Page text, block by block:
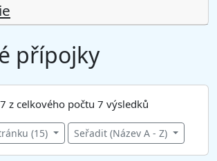
přípojky
z celkového počtu 7 výsledků
(15) Seřadit (Název A - Z)